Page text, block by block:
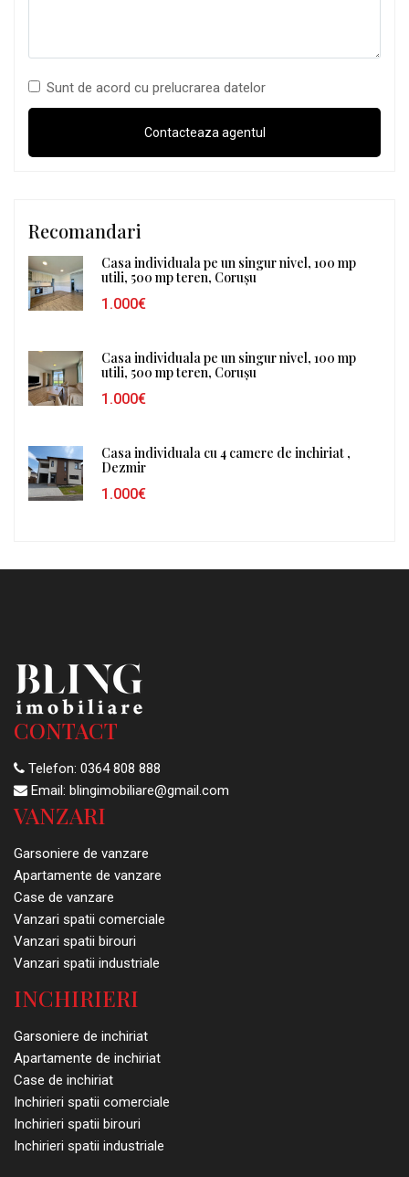
Sunt de acord cu prelucrarea datelor
Recomandari
Casa individuala pe un singur nivel, 100 mp
utili, 500 mp teren, Corușu
1.000€
Casa individuala pe un singur nivel, 100 mp
utili, 500 mp teren, Corușu
1.000€
Casa individuala cu 4 camere de inchiriat ,
Dezmir
1.000€
CONTACT
Telefon: 0364 808 888
Email: blingimobiliare@gmail.com
VANZARI
Garsoniere de vanzare
Apartamente de vanzare
Case de vanzare
Vanzari spatii comerciale
Vanzari spatii birouri
Vanzari spatii industriale
INCHIRIERI
Garsoniere de inchiriat
Apartamente de inchiriat
Case de inchiriat
Inchirieri spatii comerciale
Inchirieri spatii birouri
Inchirieri spatii industriale